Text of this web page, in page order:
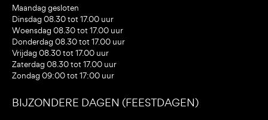
Maandag gesloten
Dinsdag 08.30 tot 17.00 uur
Woensdag 08.30 tot 17.00 uur
Donderdag 08.30 tot 17.00 uur
Vrijdag 08.30 tot 17.00 uur
Zaterdag 08.30 tot 17.00 uur
Zondag 09:00 tot 17:00 uur
BIJZONDERE DAGEN (FEESTDAGEN)